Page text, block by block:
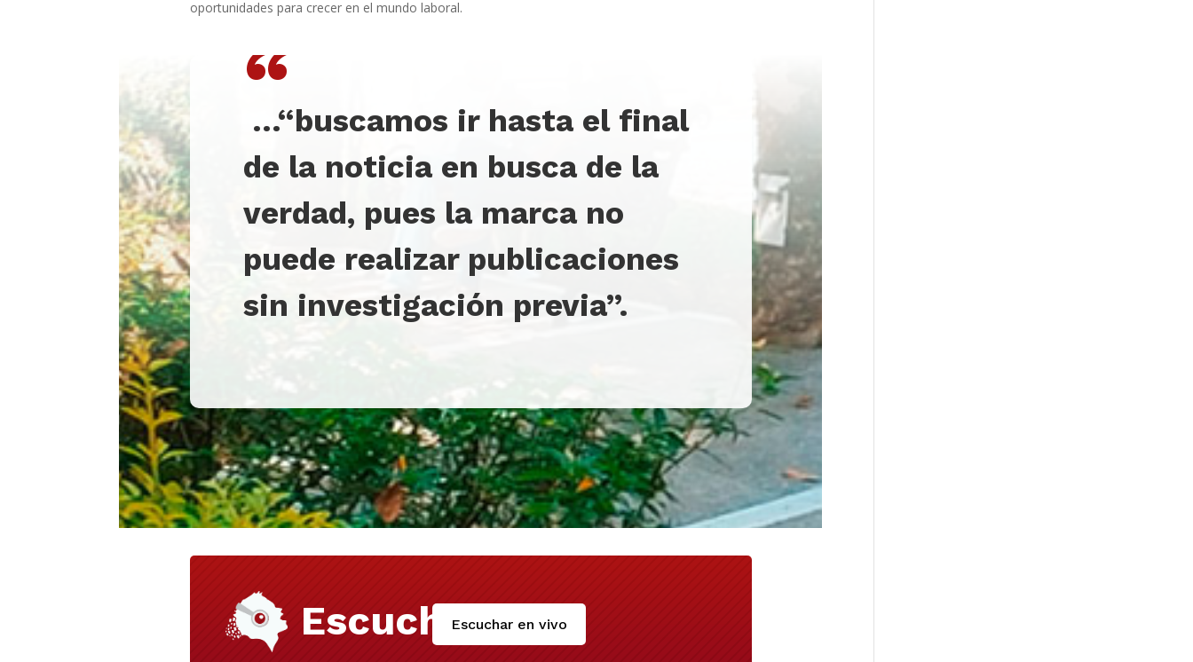
oportunidades para crecer en el mundo laboral.
“
…“buscamos ir hasta el final
de la noticia en busca de la
verdad, pues la marca no
puede realizar publicaciones
sin investigación previa”.
EscuchaEscuchar en vivo